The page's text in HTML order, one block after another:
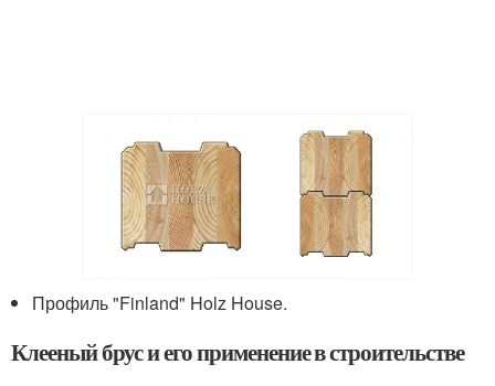
Профиль "Finland" Holz House.
Клееный брус и его применение в строительстве